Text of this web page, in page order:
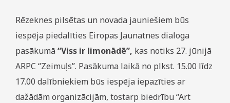
Rēzeknes pilsētas un novada jauniešiem būs
iespēja piedalīties Eiropas Jaunatnes dialoga
pasākumā “Viss ir limonādē”, kas notiks 27. jūnijā
ARPC “Zeimuļs”. Pasākuma laikā no plkst. 15.00 līdz
17.00 dalībniekiem būs iespēja iepazīties ar
dažādām organizācijām, tostarp biedrību “Art